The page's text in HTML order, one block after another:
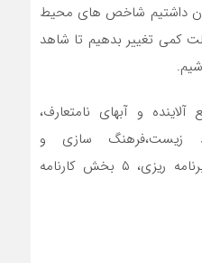
داشتیم شاخص های محیط
کمی تغییر بدهیم تا شاهد
و آبهای نامتعارف،
زیست،فرهنگ سازی و
توانمندسازی و هماهنگی و برنامه ریزی، ۵ بخش کارنامه